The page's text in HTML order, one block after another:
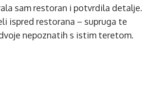
sam restoran i potvrdila detalje.
ispred restorana – supruga te
nepoznatih s istim teretom.